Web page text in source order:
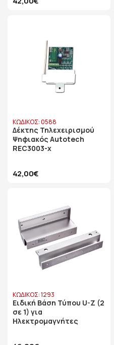
ΚΩΔΙΚΟΣ: 0588
Δέκτης Τηλεχειρισμού
Ψηφιακός Autotech
REC3003-x
42,00€
ΚΩΔΙΚΟΣ: 1293
Ειδική Βάση Τύπου U-Z (2
σε 1) για
Ηλεκτρομαγνήτες